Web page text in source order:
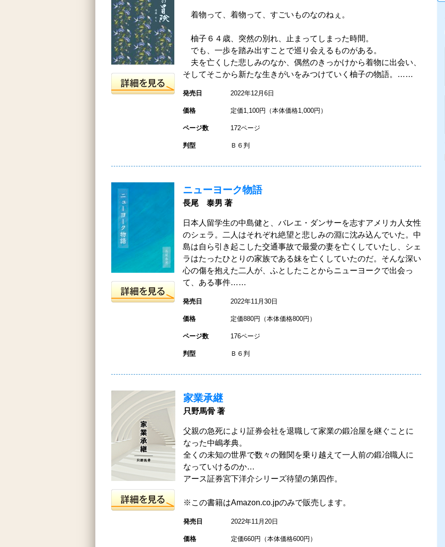
着物って、着物って、すごいものなのねぇ。
柚子６４歳、突然の別れ、止まってしまった時間。
でも、一歩を踏み出すことで巡り会えるものがある。
夫を亡くした悲しみのなか、偶然のきっかけから着物に出会い、
そしてそこから新たな生きがいをみつけていく柚子の物語。……
発売日 2022年12月6日
価格 定価1,100円（本体価格1,000円）
ページ数 172ページ
判型 Ｂ６判
ニューヨーク物語
長尾 泰男 著
日本人留学生の中島健と、バレエ・ダンサーを志すアメリカ人女性
のシェラ。二人はそれぞれ絶望と悲しみの淵に沈み込んでいた。中
島は自ら引き起こした交通事故で最愛の妻を亡くしていたし、シェ
ラはたったひとりの家族である妹を亡くしていたのだ。そんな深い
心の傷を抱えた二人が、ふとしたことからニューヨークで出会っ
て、ある事件……
発売日 2022年11月30日
価格 定価880円（本体価格800円）
ページ数 176ページ
判型 Ｂ６判
家業承継
只野馬骨 著
父親の急死により証券会社を退職して家業の鍛冶屋を継ぐことに
なった中嶋孝典。
全くの未知の世界で数々の難関を乗り越えて一人前の鍛冶職人に
なっていけるのか…
アース証券宮下洋介シリーズ待望の第四作。
※この書籍はAmazon.co.jpのみで販売します。
発売日 2022年11月20日
価格 定価660円（本体価格600円）